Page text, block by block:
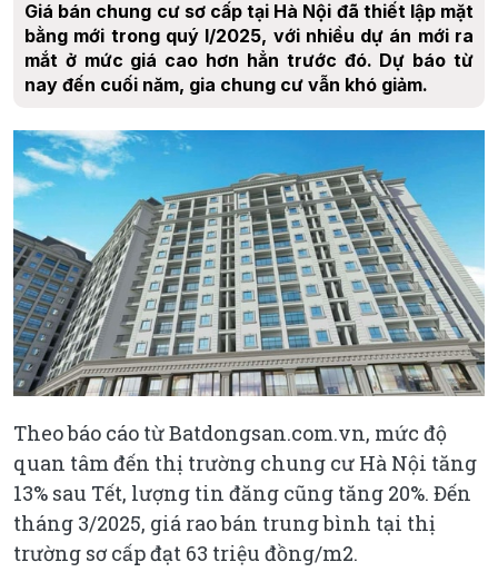
Giá bán chung cư sơ cấp tại Hà Nội đã thiết lập mặt
bằng mới trong quý I/2025, với nhiều dự án mới ra
mắt ở mức giá cao hơn hẳn trước đó. Dự báo từ
nay đến cuối năm, gia chung cư vẫn khó giảm.
Theo báo cáo từ Batdongsan.com.vn, mức độ
quan tâm đến thị trường chung cư Hà Nội tăng
13% sau Tết, lượng tin đăng cũng tăng 20%. Đến
tháng 3/2025, giá rao bán trung bình tại thị
trường sơ cấp đạt 63 triệu đồng/m2.